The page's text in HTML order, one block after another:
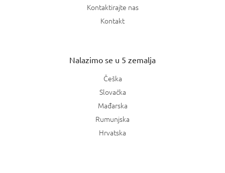
Kontaktirajte nas
Kontakt
Nalazimo se u 5 zemalja
Češka
Slovačka
Mađarska
Rumunjska
Hrvatska